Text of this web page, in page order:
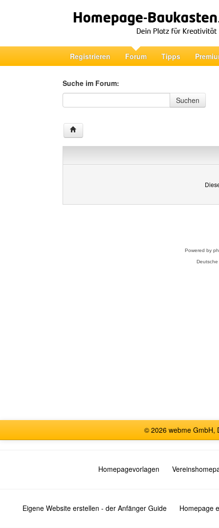
Registrieren Forum Tipps
Suche im Forum:
Suche im Forum
Suchen
Powered by
© 2026 webme GmbH,
Homepagevorlagen
Eigene Website erstellen - der Anfänger Guide Homepage